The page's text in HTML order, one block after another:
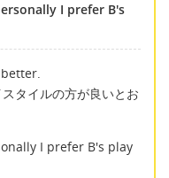
I prefer B's
タイルの方が良いとお
I prefer B's play